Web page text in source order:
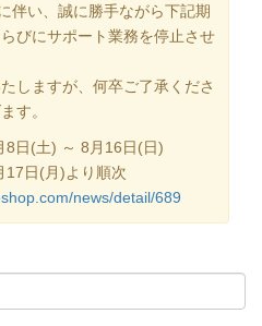
伴い、誠に勝手ながら下記期
びにサポート業務を停止させ
しますが、何卒ご了承くださ
す。
日(土) ～ 8月16日(日)
日(月)より順次
news/detail/689